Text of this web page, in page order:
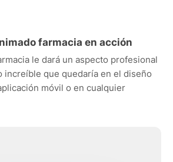
farmacia en acción
le dará un aspecto profesional
increíble que quedaría en el diseño
móvil o en cualquier